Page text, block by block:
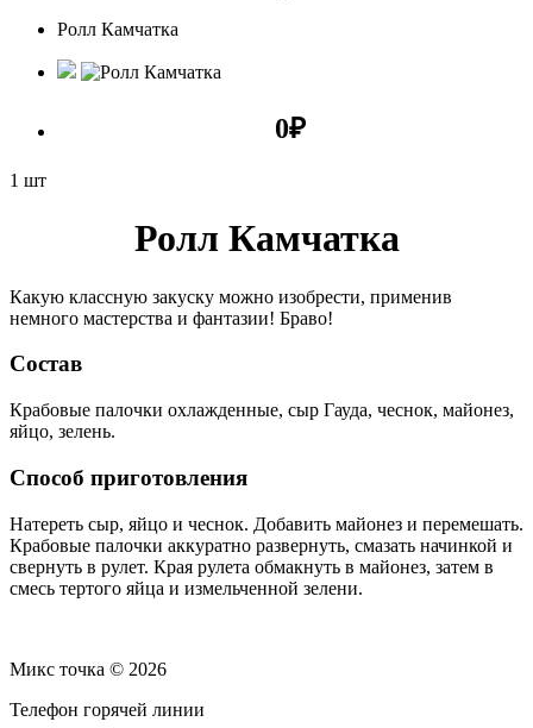
Ролл Камчатка
0₽
1 шт
Ролл Камчатка
Какую классную закуску можно изобрести, применив
немного мастерства и фантазии! Браво!
Состав
Крабовые палочки охлажденные, сыр Гауда, чеснок, майонез,
яйцо, зелень.
Способ приготовления
Натереть сыр, яйцо и чеснок. Добавить майонез и перемешать.
Крабовые палочки аккуратно развернуть, смазать начинкой и
свернуть в рулет. Края рулета обмакнуть в майонез, затем в
смесь тертого яйца и измельченной зелени.
Микс точка © 2026
Телефон горячей линии